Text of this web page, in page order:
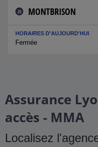
20 MONTBRISON
HORAIRES D'AUJOURD'HUI
Fermée
Assurance
accès - MMA
Localisez